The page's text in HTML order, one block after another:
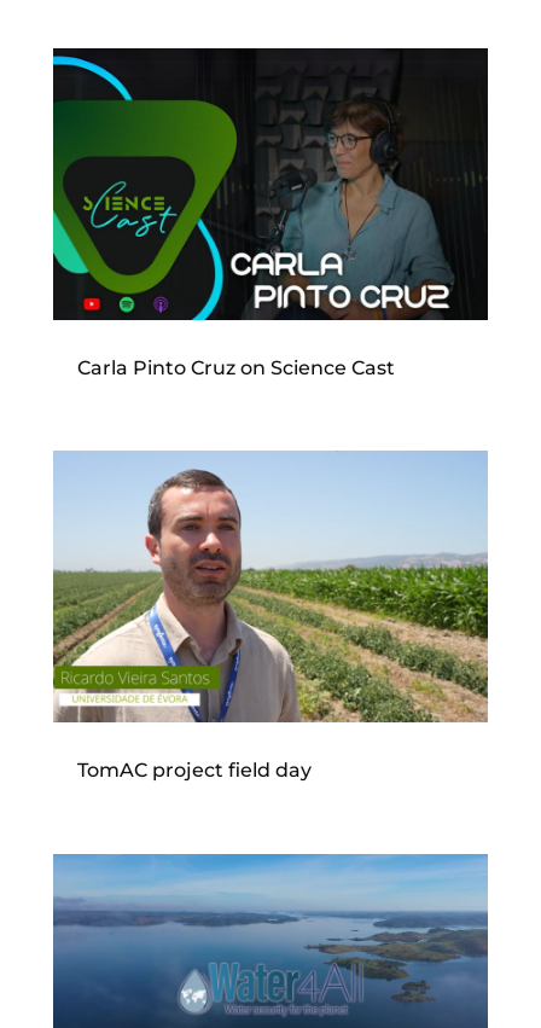
Carla Pinto Cruz on Science Cast
TomAC project field day